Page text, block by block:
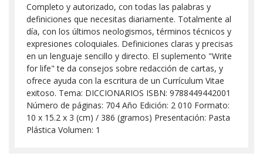
Completo y autorizado, con todas las palabras y
definiciones que necesitas diariamente. Totalmente al
día, con los últimos neologismos, términos técnicos y
expresiones coloquiales. Definiciones claras y precisas
en un lenguaje sencillo y directo. El suplemento "Write
for life" te da consejos sobre redacción de cartas, y
ofrece ayuda con la escritura de un Currículum Vitae
exitoso. Tema: DICCIONARIOS ISBN: 9788449442001
Número de páginas: 704 Año Edición: 2 010 Formato:
10 x 15.2 x 3 (cm) / 386 (gramos) Presentación: Pasta
Plástica Volumen: 1